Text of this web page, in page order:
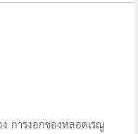
การงอกของหลอดเรณู